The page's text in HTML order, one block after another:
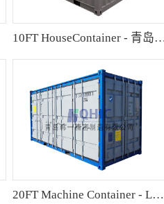
10FT
20FT Machine Container - Lamor